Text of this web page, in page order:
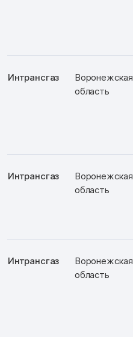
Интрансгаз
Воронежская
область
Интрансгаз
Воронежская
область
Интрансгаз
Воронежская
область